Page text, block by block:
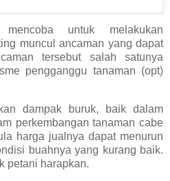
untuk melakukan
muncul ancaman yang dapat
tersebut salah satunya
pengganggu tanaman (opt)
dampak buruk, baik dalam
perkembangan tanaman cabe
harga jualnya dapat menurun
buahnya yang kurang baik.
petani harapkan.